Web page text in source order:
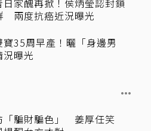
日家醜再掀！侯炳瑩認封鎖
兩度抗癌近況曝光
寶35周早產！曬「身邊男
況曝光
「騙財騙色」 姜厚任笑